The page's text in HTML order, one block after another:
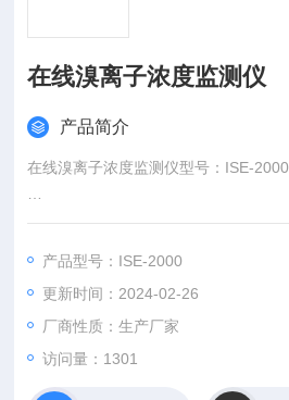
在线溴离子浓度监测仪
产品简介
在线溴离子浓度监测仪型号：ISE-2000
测量范围：
仪表精度：±2%测量值±2B.C.D.；
温度补偿: 0.0~99.9℃自动补偿
输出信号：4~20mA 隔离保护输出；
出厂设定：对应 0.0~100.0ppm；
产品型号：ISE-2000
更新时间：2024-02-26
厂商性质：生产厂家
访问量：1301